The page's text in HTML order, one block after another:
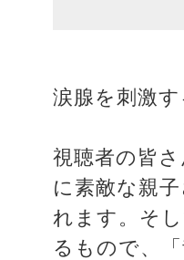
涙腺を刺激
視聴者の皆
に素敵な親
れます。そ
るもので、